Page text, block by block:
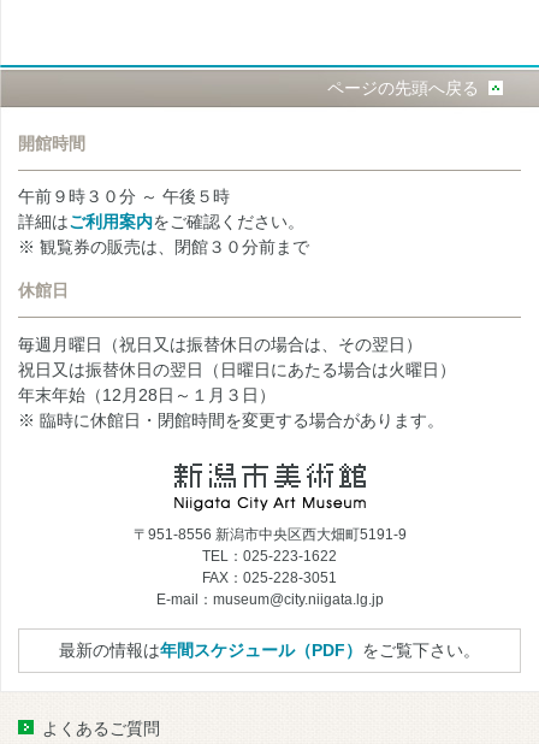
ページの先頭へ戻る
開館時間
午前９時３０分 ～ 午後５時
詳細はご利用案内をご確認ください。
※ 観覧券の販売は、閉館３０分前まで
休館日
毎週月曜日（祝日又は振替休日の場合は、その翌日）
祝日又は振替休日の翌日（日曜日にあたる場合は火曜日）
年末年始（12月28日～１月３日）
※ 臨時に休館日・閉館時間を変更する場合があります。
〒951-8556 新潟市中央区西大畑町5191-9
TEL：025-223-1622
FAX：025-228-3051
E-mail：museum@city.niigata.lg.jp
最新の情報は年間スケジュール（PDF） をご覧下さい。
よくあるご質問